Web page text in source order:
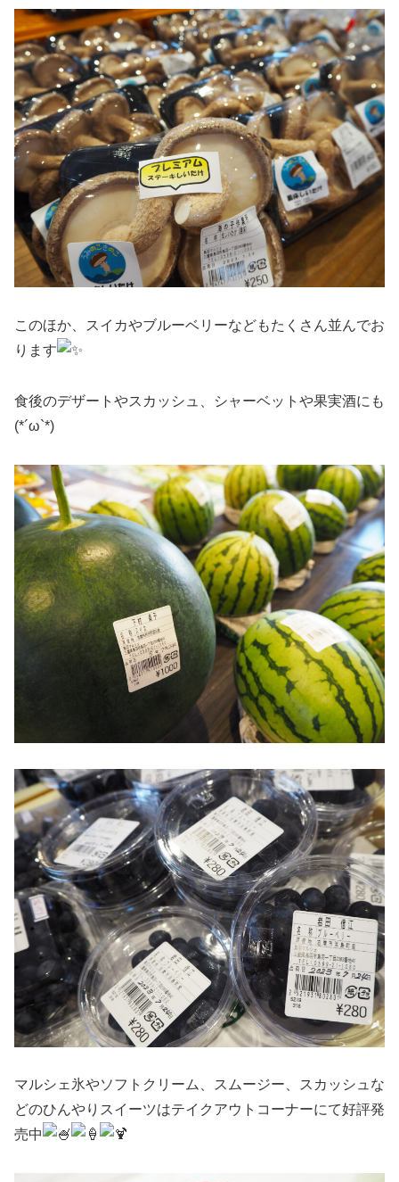
このほか、スイカやブルーベリーなどもたくさん並んでお
ります
食後のデザートやスカッシュ、シャーベットや果実酒にも
(*´ω`*)
マルシェ氷やソフトクリーム、スムージー、スカッシュな
どのひんやりスイーツはテイクアウトコーナーにて好評発
売中